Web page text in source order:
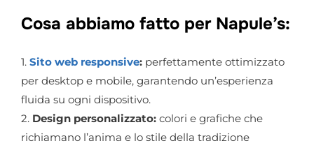
Cosa abbiamo fatto per Napule’s:
1. Sito web responsive: perfettamente ottimizzato
per desktop e mobile, garantendo un’esperienza
fluida su ogni dispositivo.
2. Design personalizzato: colori e grafiche che
richiamano l’anima e lo stile della tradizione